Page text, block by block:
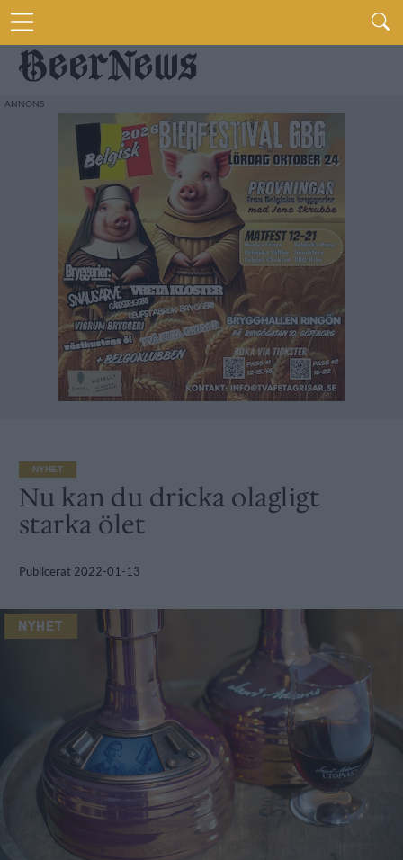
NYHET
Nu kan du dricka olagligt
starka ölet
Publicerat 2022-01-13
NYHET